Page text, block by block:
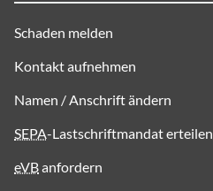
Schaden melden
Kontakt aufnehmen
Namen / Anschrift ändern
SEPA-Lastschriftmandat erteilen
eVBanfordern